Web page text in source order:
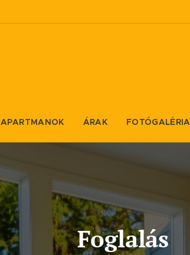
APARTMANOK ÁRAK FOTÓGALÉRIA
Foglalás